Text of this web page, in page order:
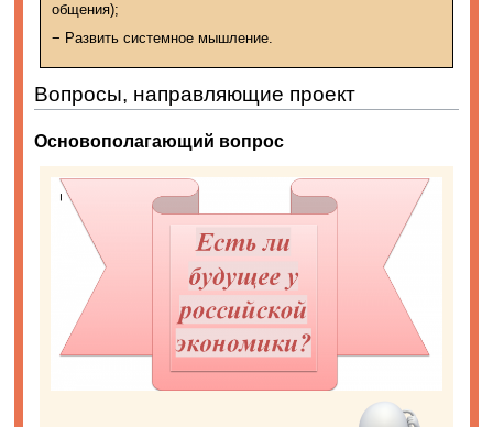
общения);
− Развить системное мышление.
Вопросы, направляющие проект
Основополагающий вопрос